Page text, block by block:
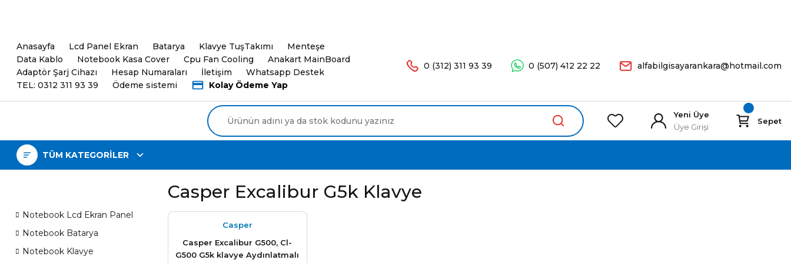
Anasayfa Lcd Panel Ekran Batarya Klavye TuşTakımı
Menteşe
Data Kablo
Notebook Kasa Cover Cpu Fan Cooling
Anakart MainBoard
Adaptör Şarj Cihazı
Hesap Numaraları İletişim
Whatsapp Destek
TEL: 0312 311 93 39
Ödeme sistemi Kolay Ödeme Yap
0 (312) 311 93 39 0 (507) 412 22 22 alfabilgisayarankara@hotmail.com
Yeni Üye
Üye Girişi
Sepet
TÜM KATEGORİLER
Notebook Lcd Ekran Panel
Notebook Batarya
Notebook Klavye
Casper Excalibur G5k Klavye
Casper
Casper Excalibur G500, Cl-
G500 G5k klavye Aydınlatmalı